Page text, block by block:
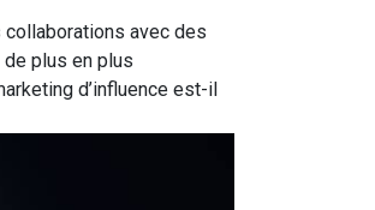
collaborations avec des
de plus en plus
d’influence est-il